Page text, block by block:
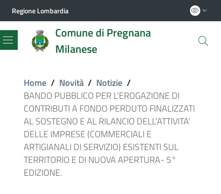
Regione Lombardia
Comune di Pregnana
Milanese
Menu
Home / Novità / Notizie /
BANDO PUBBLICO PER L’EROGAZIONE DI
CONTRIBUTI A FONDO PERDUTO FINALIZZATI
AL SOSTEGNO E AL RILANCIO DELL’ATTIVITA’
DELLE IMPRESE (COMMERCIALI E
ARTIGIANALI DI SERVIZIO) ESISTENTI SUL
TERRITORIO E DI NUOVA APERTURA- 5°
EDIZIONE.